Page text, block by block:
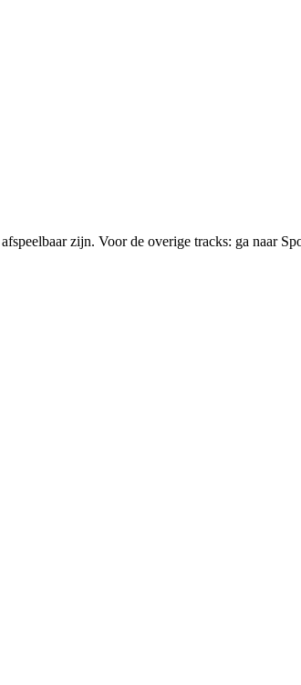
zijn. Voor de overige tracks: ga naar